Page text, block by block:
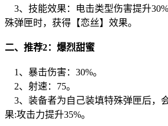
3、技能效果：电击类型伤害提升
殊弹匣时，获得【恋丝】效果。
二、推荐2：爆烈甜蜜
1、暴击伤害：30%。
2、射速：75。
3、装备者为自己装填特殊弹匣后，
果:攻击力提升35%。